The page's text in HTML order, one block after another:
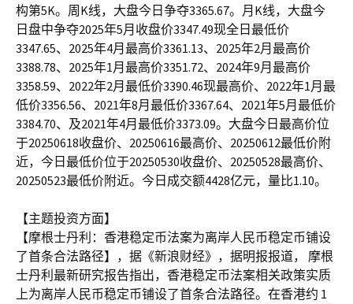
构第5K。周K线，大盘今日争夺3365.67。月K线，大盘今
日盘中争夺2025年5月收盘价3347.49现全日最低价
3347.65、2025年4月最高价3361.13、2025年2月最高价
3388.78、2025年1月最高价3351.72、2024年9月最高价
3358.59、2022年2月最低价3390.46现最高价、2022年1月最
低价3356.56、2021年8月最低价3367.64、2021年5月最低价
3384.70、及2021年4月最低价3373.09。大盘今日最高价位
于20250618收盘价、20250616最高价、20250612最低价附
近，今日最低价位于20250530收盘价、20250528最高价、
20250523最低价附近。今日成交额4428亿元，量比1.10。
【主题投资方面】
【摩根士丹利：香港稳定币法案为离岸人民币稳定币铺设
了首条合法路径】，据《新浪财经》，据明报报道， 摩根
士丹利最新研究报告指出，香港稳定币法案相关政策实质
上为离岸人民币稳定币铺设了首条合法路径。在香港约 1